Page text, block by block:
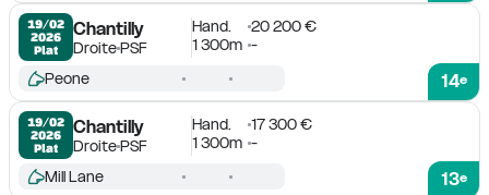
19/02
2026
Plat
Chantilly
DroitePSF
Hand.
20 200 €
1 300m -
14e
Peone
19/02
2026
Plat
Chantilly
DroitePSF
Hand.
17 300 €
1 300m -
13e
Mill Lane